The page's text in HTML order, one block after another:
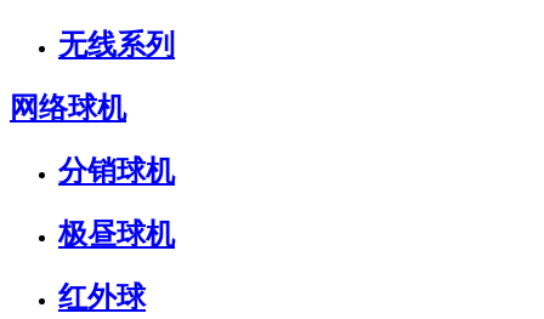
无线系列
网络球机
分销球机
极昼球机
红外球